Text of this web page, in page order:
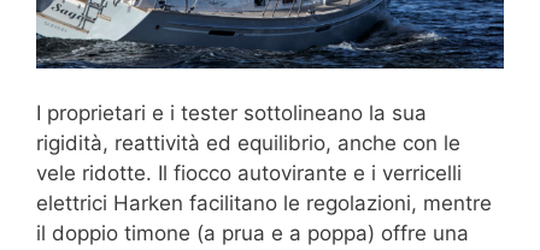
I proprietari e i tester sottolineano la sua
rigidità, reattività ed equilibrio, anche con le
vele ridotte. Il fiocco autovirante e i verricelli
elettrici Harken facilitano le regolazioni, mentre
il doppio timone (a prua e a poppa) offre una